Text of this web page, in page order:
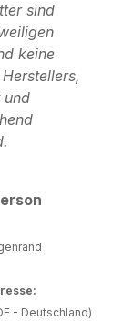
sind
keine
und
- Deutschland)